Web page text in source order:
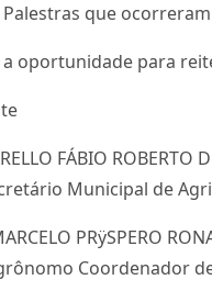
que
oportunidade para
FÁBIO ROBERTO
Municipal de
PRÿSPERO
Coordenador